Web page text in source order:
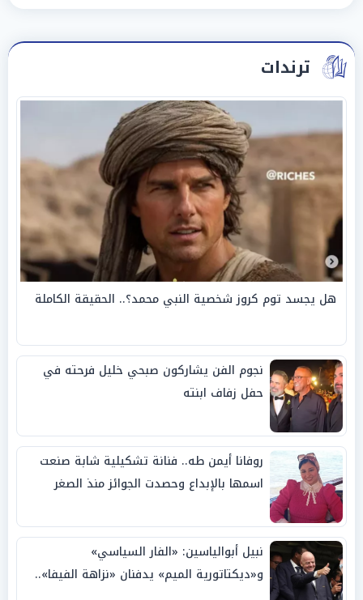
ترندات
هل يجسد توم كروز شخصية النبي محمد؟.. الحقيقة الكاملة
نجوم الفن يشاركون صبحي خليل فرحته في
حفل زفاف ابنته
روفانا أيمن طه.. فنانة تشكيلية شابة صنعت
اسمها بالإبداع وحصدت الجوائز منذ الصغر
نبيل أبوالياسين: «الفار السياسي»
و«ديكتاتورية الميم» يدفنان «نزاهة الفيفا»..